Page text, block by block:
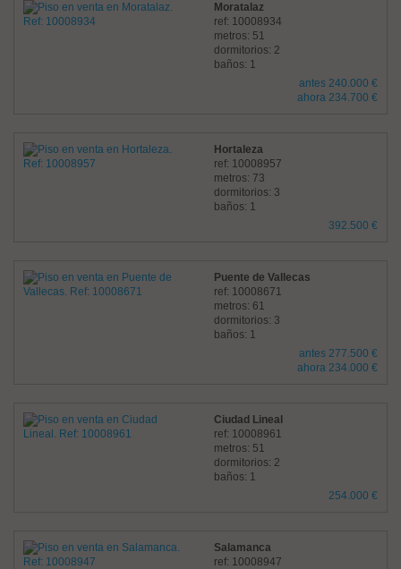
Moratalaz
ref: 10008934
metros: 51
dormitorios: 2
baños: 1
antes 240.000 €
ahora 234.700 €
Hortaleza
ref: 10008957
metros: 73
dormitorios: 3
baños: 1
392.500 €
Puente de Vallecas
ref: 10008671
metros: 61
dormitorios: 3
baños: 1
antes 277.500 €
ahora 234.000 €
Ciudad Lineal
ref: 10008961
metros: 51
dormitorios: 2
baños: 1
254.000 €
Salamanca
ref: 10008947